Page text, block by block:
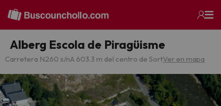
Alberg Escola de Piragüisme
Carretera N260 s/nA 603.3 m del centro de SortVer en mapa